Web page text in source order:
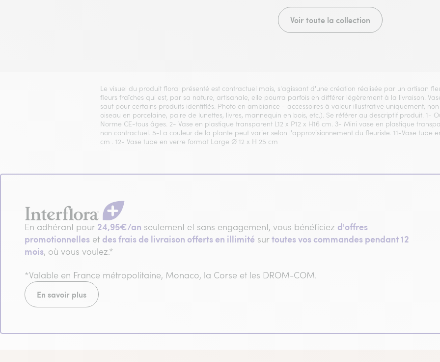
Voir toute la collection
Le visuel du produit floral présenté est contractuel mais, s'agissant d'une création réalisée par un artisan
fleurs fraîches qui est, par sa nature, artisanale, elle pourra parfois en différer légèrement à la livraison.
sauf pour certains produits identifiés. Photo en ambiance - accessoires à valeur illustrative uniquement,
oiseau en porcelaine, paire de lunettes, livres, mannequin en bois, etc.). Se référer au descriptif produit. 1-
Norme CE-tous âges. 2- Vase en plastique transparent L12 x P12 x H16 cm. 3- Mini vase en plastique
non contractuel. 5-La couleur de la plante peut varier selon l'approvisionnement du fleuriste. 11-Vase tube
cm . 12- Vase tube en verre format Large Ø 12 x H 25 cm
En adhérant pour 24,95€/an seulement et sans engagement, vous bénéficiez d'offres
promotionnelles et des frais de livraison offerts en illimité surtoutes vos commandes pendant 12
mois, où vous voulez.*
*Valable en France métropolitaine, Monaco, la Corse et les DROM-COM.
En savoir plus